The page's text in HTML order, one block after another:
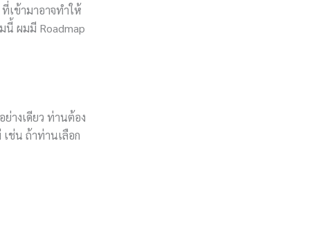
เข้ามาอาจทำให้
นี้ ผมมี Roadmap
างเดียว ท่านต้อง
ช่น ถ้าท่านเลือก